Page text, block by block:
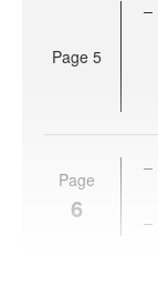
Page 5
Page
6